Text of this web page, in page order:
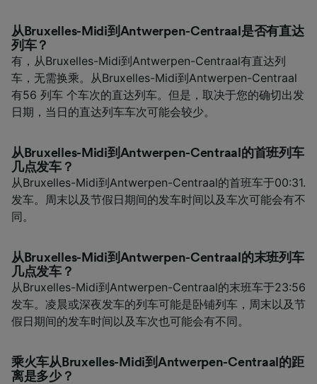
从Bruxelles-Midi到Antwerpen-Centraal是否有直达
列车？
有，从Bruxelles-Midi到Antwerpen-Centraal有直达列
车，无需换乘。从Bruxelles-Midi到Antwerpen-Centraal
有56 列车 个车次的直达列车。但是，取决于您的确切出发
日期，当日的直达列车车次可能会较少。
从Bruxelles-Midi到Antwerpen-Centraal的首班列车
几点发车？
从Bruxelles-Midi到Antwerpen-Centraal的首班车于00:31.
发车。周末以及节假日期间的发车时间以及车次可能会有不
同。
从Bruxelles-Midi到Antwerpen-Centraal的末班列车
几点发车？
从Bruxelles-Midi到Antwerpen-Centraal的末班车于23:56
发车。凌晨或深夜发车的列车可能是卧铺列车，周末以及节
假日期间的发车时间以及车次也可能会有不同。
乘火车从Bruxelles-Midi到Antwerpen-Centraal的距
离是多少？